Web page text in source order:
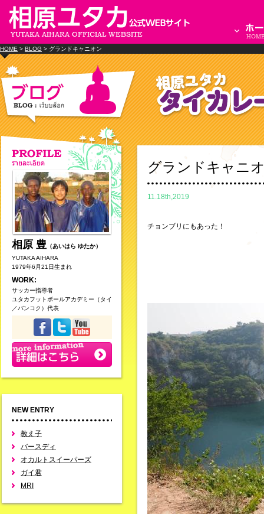
HOME > BLOG > グランドキャニオン
相原 豊 （あいはら ゆたか）
YUTAKA AIHARA
1979年6月21日生まれ
WORK:
サッカー指導者
ユタカフットボールアカデミー（タイ
／バンコク）代表
NEW ENTRY
教え子
バースディ
オカルトスイーパーズ
ガイ君
MRI
グランドキャニ
11.18th,2019
チョンブリにもあった！